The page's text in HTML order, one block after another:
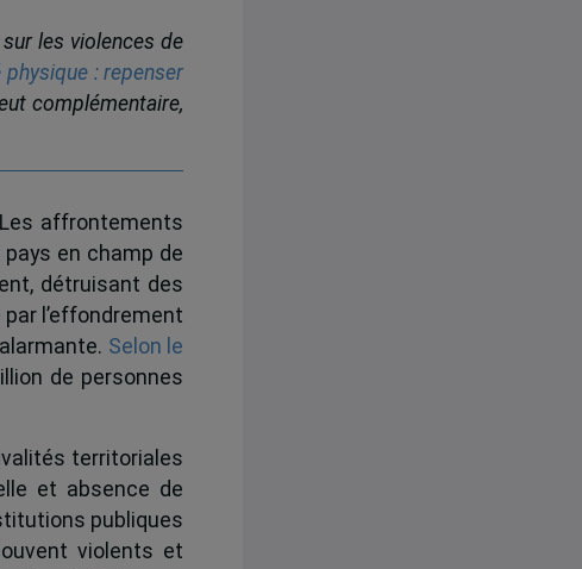
les violences de
physique : repenser
complémentaire,
affrontements
en champ de
détruisant des
l’effondrement
Selon le
de personnes
territoriales
et absence de
publiques
violents et